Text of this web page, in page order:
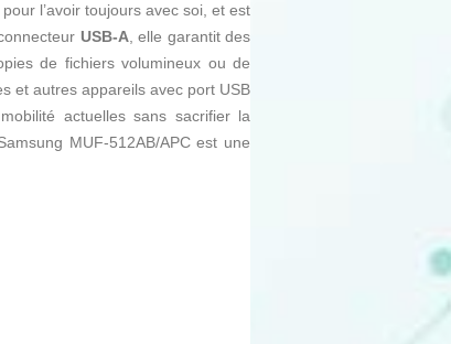
l’avoir toujours avec soi, et est
USB-A, elle garantit des
de fichiers volumineux ou de
et autres appareils avec port USB
actuelles sans sacrifier la
MUF-512AB/APC est une